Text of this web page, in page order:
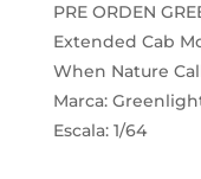
PRE ORDEN
Extended Cab
When Nature
Marca:
Escala: 1/64